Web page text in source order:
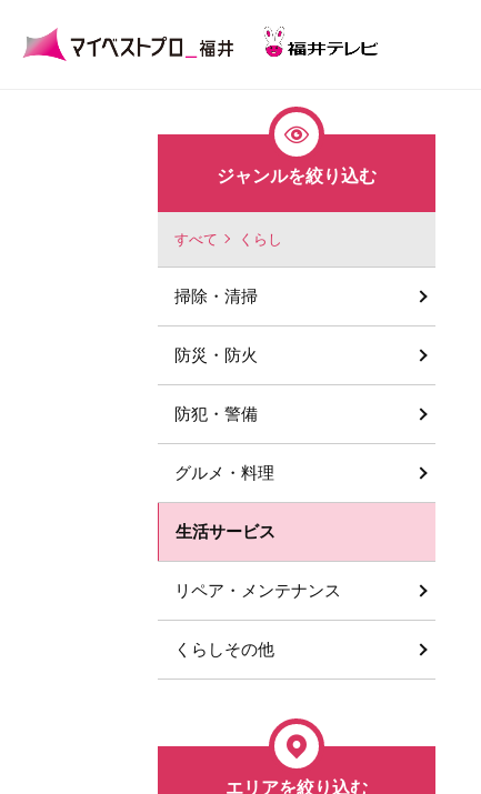
ジャンルを絞り込む
すべて くらし
掃除・清掃
防災・防火
防犯・警備
グルメ・料理
生活サービス
リペア・メンテナンス
くらしその他
エリアを絞り込む